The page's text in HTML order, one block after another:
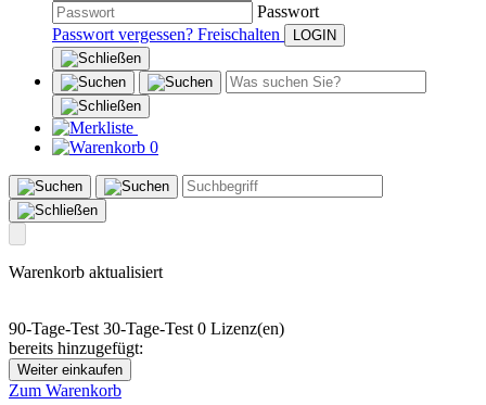
Passwort
Passwort vergessen? Freischalten
0
Warenkorb aktualisiert
90-Tage-Test 30-Tage-Test 0 Lizenz(en)
bereits hinzugefügt:
Weiter einkaufen
Zum Warenkorb